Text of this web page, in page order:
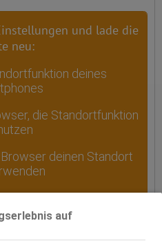
auf
und lade die
neu:
deines
die Standortfunktion
deinen Standort
erhältst du bei deinem